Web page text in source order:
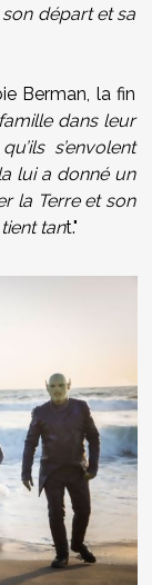
départ et sa
Berman, la fin
dans leur
s’envolent
lui a donné un
la Terre et son
tant."